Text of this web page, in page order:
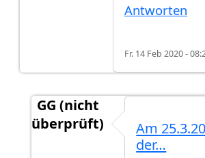
Antworten
Fr. 14 Feb 2020 -
GG (nicht
überprüft)
Ich auchvonGG
Am
der…